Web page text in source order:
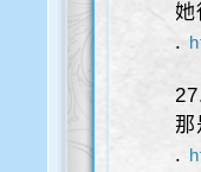
.
.